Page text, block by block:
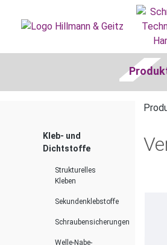
Zur Hauptnavigation
Kleb- und
Dichtstoffe
Strukturelles
Kleben
Sekundenklebstoffe
Schraubensicherungen
Welle-Nabe-